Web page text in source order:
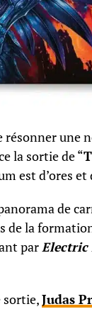
résonner une
la sortie de “
est d’ores
de
de la
parElectric
sortie,Judas